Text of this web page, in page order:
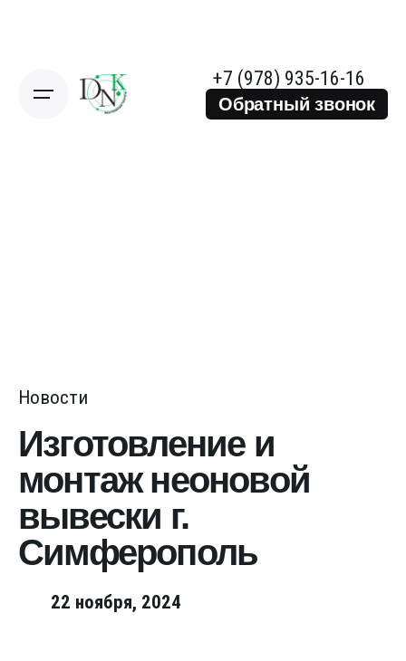
+7 (978) 935-16-16
Обратный звонок
Новости
Изготовление и
монтаж неоновой
вывески г.
Симферополь
22 ноября, 2024